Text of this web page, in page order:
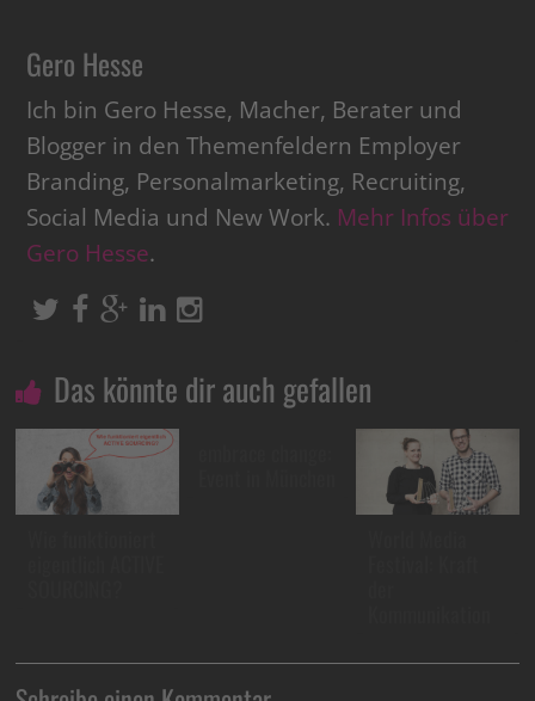
Gero Hesse
Ich bin Gero Hesse, Macher, Berater und
Blogger in den Themenfeldern Employer
Branding, Personalmarketing, Recruiting,
Social Media und New Work. Mehr Infos über
Gero Hesse.
Das könnte dir auch gefallen